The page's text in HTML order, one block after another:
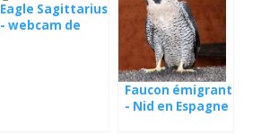
Eagle Sagittarius
- webcam de
Faucon émigrant
- Nid en Espagne